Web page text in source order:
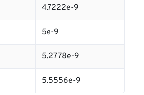
4.7222e-9
5e-9
5.2778e-9
5.5556e-9